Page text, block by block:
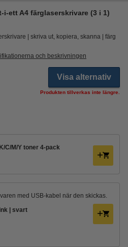
i-ett A4 färglaserskrivare (3 i 1)
skriva ut, kopiera, skanna färg
och beskrivningen
Visa alternativ
Produkten tillverkas inte längre.
C/M/Y toner 4-pack
med USB-kabel när den skickas.
| svart